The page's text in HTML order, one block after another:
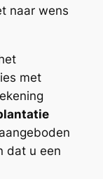
naar wens
met
dat u een